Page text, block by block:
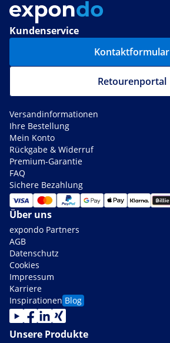
Kundenservice
Kontaktformular
Retourenportal
Versandinformationen
Ihre Bestellung
Mein Konto
Rückgabe & Widerruf
Premium-Garantie
FAQ
Sichere Bezahlung
Über uns
expondo Partners
AGB
Datenschutz
Cookies
Impressum
Karriere
Inspirationen Blog
Unsere Produkte